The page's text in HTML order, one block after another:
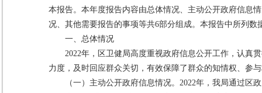
本报告。本年度报告内容由总体情况、主动公开政府信息
况、其他需要报告的事项等共6部分组成。本报告中所列数
一、总体情况
2022年，区卫健局高度重视政府信息公开工作，认真
力度，及时回应群众关切，有效保障了群众的知情权、参
（一）主动公开政府信息情况。2022年，我局通过